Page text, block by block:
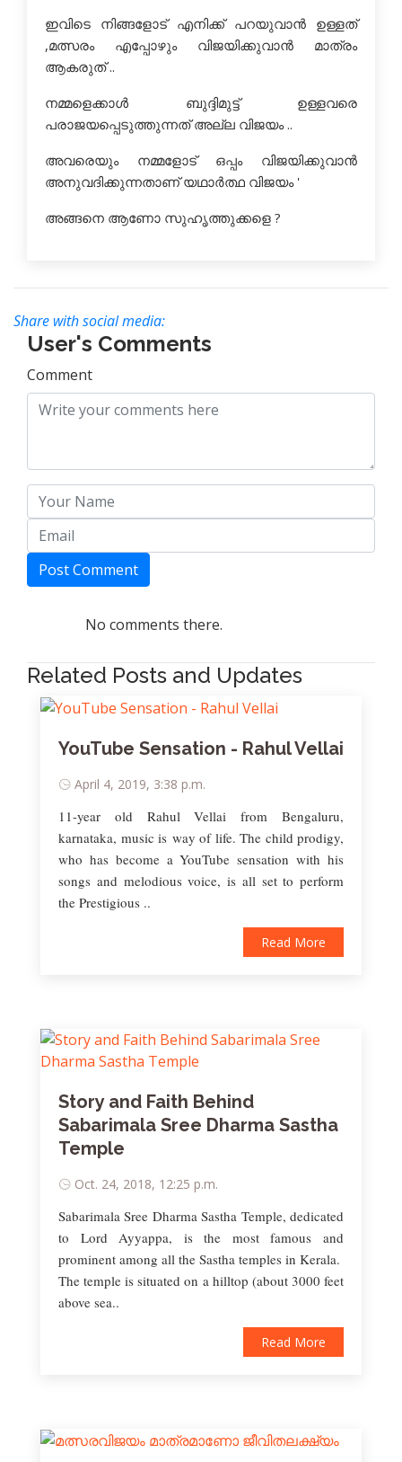
ഇവിടെ നിങ്ങളോട് എനിക്ക് പറയുവാന്‍ ഉള്ളത്
,മത്സരം എപ്പോഴും വിജയിക്കുവാന്‍ മാത്രം
ആകരുത് ..
നമ്മളെക്കാള്‍ ബുദ്ദിമുട്ട് ഉള്ളവരെ
പരാജയപ്പെടുത്തുന്നത് അല്ല വിജയം ..
അവരെയും നമ്മളോട് ഒപ്പം വിജയിക്കുവാന്‍
അനുവദിക്കുന്നതാണ് യഥാര്‍ത്ഥ വിജയം '
അങ്ങനെ ആണോ സുഹൃത്തുക്കളെ ?
Share with social media:
User's Comments
Comment
Post Comment
No comments there.
Related Posts and Updates
YouTube Sensation - Rahul Vellai
April 4, 2019, 3:38 p.m.
11-year old Rahul Vellai from Bengaluru,
karnataka, music is way of life. The child prodigy,
who has become a YouTube sensation with his
songs and melodious voice, is all set to perform
the Prestigious ..
Read More
Story and Faith Behind
Sabarimala Sree Dharma Sastha
Temple
Oct. 24, 2018, 12:25 p.m.
Sabarimala Sree Dharma Sastha Temple, dedicated
to Lord Ayyappa, is the most famous and
prominent among all the Sastha temples in Kerala.
The temple is situated on a hilltop (about 3000 feet
above sea..
Read More